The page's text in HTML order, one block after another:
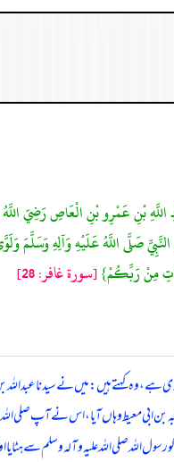
بْنِ عَمْرِو بْنِ الْعَاصِ رَضِيَ اللَّهُ
صَلَّى اللَّهُ عَلَيْهِ وَآلِهِ وَسَلَّمَ
مِنْ رَبِّكُمْ}[سورة غافر: 28]
وہ کہتے ہیں: میں نے سیدنا عبد اللہ
ابی معیط وہاں آیا، اس نے آپ صلی اللہ
رسول اللہ صلی اللہ علیہ وآلہ وسلم